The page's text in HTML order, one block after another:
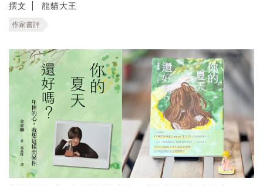
撰文 龍貓大王
作家書評